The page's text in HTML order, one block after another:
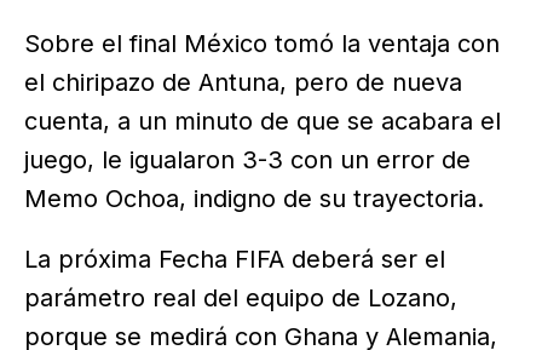
Sobre el final México tomó la ventaja con
el chiripazo de Antuna, pero de nueva
cuenta, a un minuto de que se acabara el
juego, le igualaron 3-3 con un error de
Memo Ochoa, indigno de su trayectoria.
La próxima Fecha FIFA deberá ser el
parámetro real del equipo de Lozano,
porque se medirá con Ghana y Alemania,